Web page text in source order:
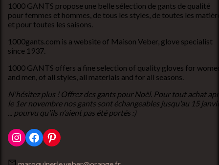
1000 GANTS propose une belle sélection de gants de qualité
pour femmes et hommes, de tous les styles, de toutes les
et pour toutes les saisons.
1000gants.com is a website of Maison Veber, glove specialist
since 1937.
1000 GANTS offers a fine selection of quality gloves for
and men, of all styles, all materials and for all seasons.
N'hésitez plus ! Offrez des gants pour Noël. Pour tout achat
le 1er novembre nos gants sont échangeables jusqu'au 15
... pourvu qu'ils n'aient pas été portés :)
Instagram
Facebook
Pinterest